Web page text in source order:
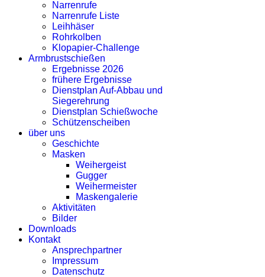
Narrenrufe
Narrenrufe Liste
Leihhäser
Rohrkolben
Klopapier-Challenge
Armbrustschießen
Ergebnisse 2026
frühere Ergebnisse
Dienstplan Auf-Abbau und
Siegerehrung
Dienstplan Schießwoche
Schützenscheiben
über uns
Geschichte
Masken
Weihergeist
Gugger
Weihermeister
Maskengalerie
Aktivitäten
Bilder
Downloads
Kontakt
Ansprechpartner
Impressum
Datenschutz